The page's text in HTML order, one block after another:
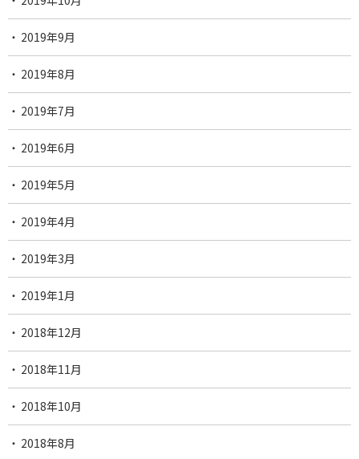
2019年9月
2019年8月
2019年7月
2019年6月
2019年5月
2019年4月
2019年3月
2019年1月
2018年12月
2018年11月
2018年10月
2018年8月